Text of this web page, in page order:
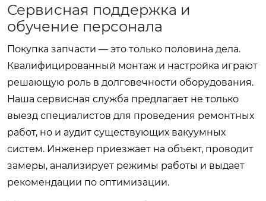
Сервисная поддержка и
обучение персонала
Покупка запчасти — это только половина дела.
Квалифицированный монтаж и настройка играют
решающую роль в долговечности оборудования.
Наша сервисная служба предлагает не только
выезд специалистов для проведения ремонтных
работ, но и аудит существующих вакуумных
систем. Инженер приезжает на объект, проводит
замеры, анализирует режимы работы и выдает
рекомендации по оптимизации.